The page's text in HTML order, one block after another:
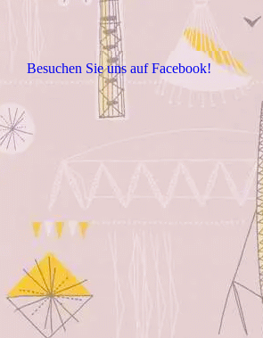
Besuchen Sie uns auf Facebook!